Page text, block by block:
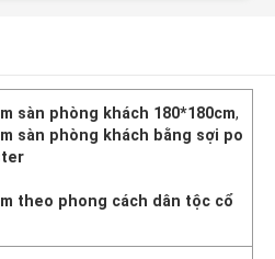
sàn phòng khách 180*180cm,
sàn phòng khách bằng sợi po
theo phong cách dân tộc cổ